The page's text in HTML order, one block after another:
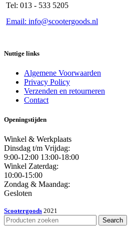
Tel: 013 - 533 5205
Email: info@scootergoods.nl
Nuttige links
Algemene Voorwaarden
Privacy Policy
Verzenden en retourneren
Contact
Openingstijden
Winkel & Werkplaats
Dinsdag t/m Vrijdag:
9:00-12:00 13:00-18:00
Winkel Zaterdag:
10:00-15:00
Zondag & Maandag:
Gesloten
Scootergoods 2021
Search